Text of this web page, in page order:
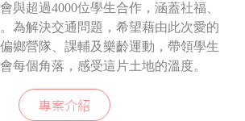
與超過4000位學生合作，涵蓋社福、
為解決交通問題，希望藉由此次愛的
鄉營隊、課輔及樂齡運動，帶領學生
每個角落，感受這片土地的溫度。
專案介紹